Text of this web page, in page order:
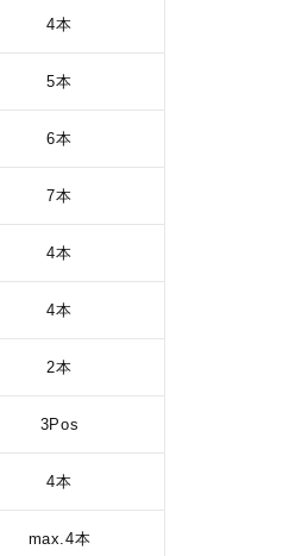
4本
5本
6本
7本
4本
4本
2本
3Pos
4本
max.4本